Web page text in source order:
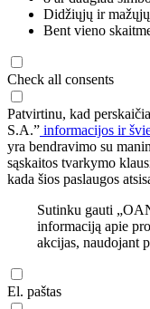
Didžiųjų ir
Bent vieno
Check all consents
Patvirtinu, kad
S.A.” informacijos ir
yra bendravimo su
sąskaitos tvarkymo
kada šios paslaugos
Sutinku gauti
informaciją apie
akcijas, naudojant
El. paštas